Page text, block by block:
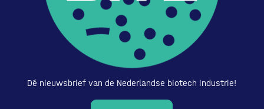
Dé nieuwsbrief van de Nederlandse biotech industrie!